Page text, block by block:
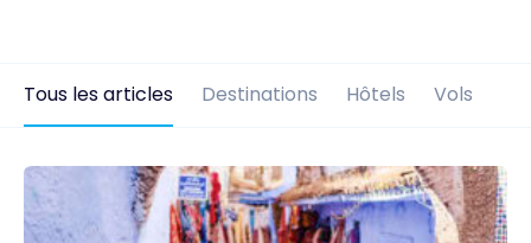
Tous les articles Destinations Hôtels Vols